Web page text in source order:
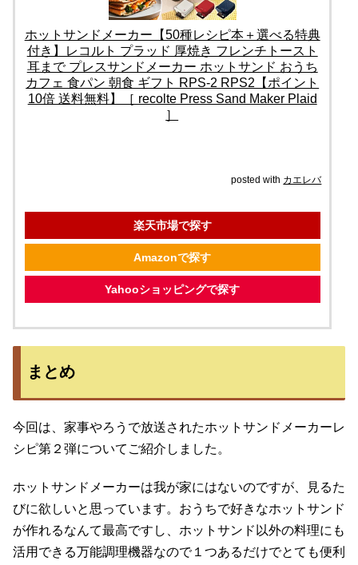
ホットサンドメーカー【50種レシピ本＋選べる特典
付き】レコルト プラッド 厚焼き フレンチトースト
耳まで プレスサンドメーカー ホットサンド おうち
カフェ 食パン 朝食 ギフト RPS-2 RPS2【ポイント
10倍 送料無料】［ recolte Press Sand Maker Plaid
］
posted with カエレバ
楽天市場で探す
Amazonで探す
Yahooショッピングで探す
まとめ
今回は、家事やろうで放送されたホットサンドメーカーレ
シピ第２弾についてご紹介しました。
ホットサンドメーカーは我が家にはないのですが、見るた
びに欲しいと思っています。おうちで好きなホットサンド
が作れるなんて最高ですし、ホットサンド以外の料理にも
活用できる万能調理機器なので１つあるだけでとても便利